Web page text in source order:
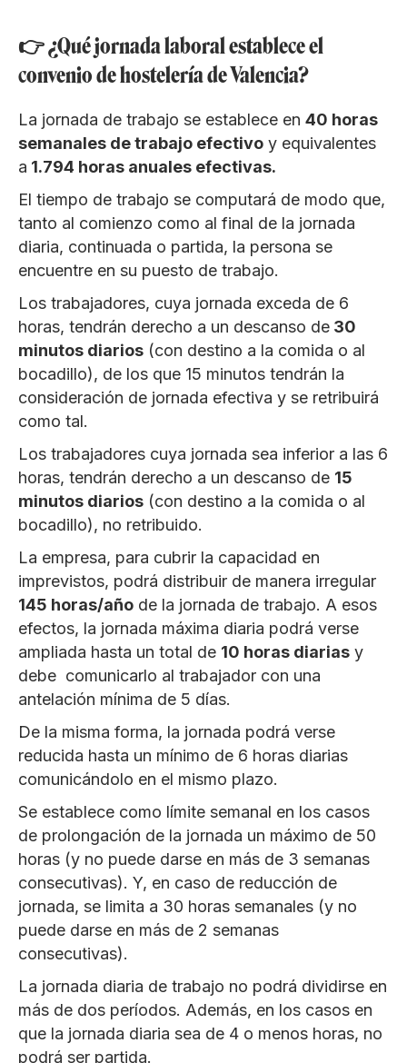
👉 ¿Qué jornada laboral establece el
convenio de hostelería de Valencia?
La jornada de trabajo se establece en 40 horas
semanales de trabajo efectivo y equivalentes
a 1.794 horas anuales efectivas.
El tiempo de trabajo se computará de modo que,
tanto al comienzo como al final de la jornada
diaria, continuada o partida, la persona se
encuentre en su puesto de trabajo.
Los trabajadores, cuya jornada exceda de 6
horas, tendrán derecho a un descanso de 30
minutos diarios (con destino a la comida o al
bocadillo), de los que 15 minutos tendrán la
consideración de jornada efectiva y se retribuirá
como tal.
Los trabajadores cuya jornada sea inferior a las 6
horas, tendrán derecho a un descanso de 15
minutos diarios (con destino a la comida o al
bocadillo), no retribuido.
La empresa, para cubrir la capacidad en
imprevistos, podrá distribuir de manera irregular
145 horas/año de la jornada de trabajo. A esos
efectos, la jornada máxima diaria podrá verse
ampliada hasta un total de 10 horas diarias y
debe comunicarlo al trabajador con una
antelación mínima de 5 días.
De la misma forma, la jornada podrá verse
reducida hasta un mínimo de 6 horas diarias
comunicándolo en el mismo plazo.
Se establece como límite semanal en los casos
de prolongación de la jornada un máximo de 50
horas (y no puede darse en más de 3 semanas
consecutivas). Y, en caso de reducción de
jornada, se limita a 30 horas semanales (y no
puede darse en más de 2 semanas
consecutivas).
La jornada diaria de trabajo no podrá dividirse en
más de dos períodos. Además, en los casos en
que la jornada diaria sea de 4 o menos horas, no
podrá ser partida.